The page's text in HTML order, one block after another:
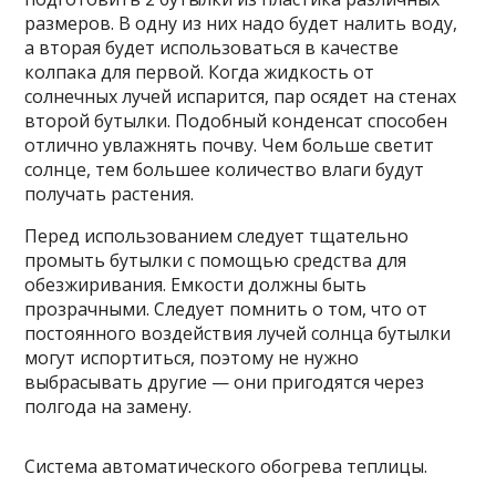
размеров. В одну из них надо будет налить воду,
а вторая будет использоваться в качестве
колпака для первой. Когда жидкость от
солнечных лучей испарится, пар осядет на стенах
второй бутылки. Подобный конденсат способен
отлично увлажнять почву. Чем больше светит
солнце, тем большее количество влаги будут
получать растения.
Перед использованием следует тщательно
промыть бутылки с помощью средства для
обезжиривания. Емкости должны быть
прозрачными. Следует помнить о том, что от
постоянного воздействия лучей солнца бутылки
могут испортиться, поэтому не нужно
выбрасывать другие — они пригодятся через
полгода на замену.
Система автоматического обогрева теплицы.